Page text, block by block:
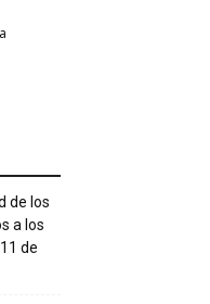
de los
a los
de